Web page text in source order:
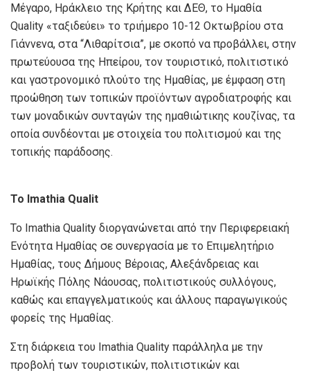
Μέγαρο, Ηράκλειο της Κρήτης και ΔΕΘ, το Ημαθία
Quality «ταξιδεύει» το τριήμερο 10-12 Οκτωβρίου στα
Γιάννενα, στα “Λιθαρίτσια”, με σκοπό να προβάλλει, στην
πρωτεύουσα της Ηπείρου, τον τουριστικό, πολιτιστικό
και γαστρονομικό πλούτο της Ημαθίας, με έμφαση στη
προώθηση των τοπικών προϊόντων αγροδιατροφής και
των μοναδικών συνταγών της ημαθιώτικης κουζίνας, τα
οποία συνδέονται με στοιχεία του πολιτισμού και της
τοπικής παράδοσης.
Το Imathia Qualit
Το Imathia Quality διοργανώνεται από την Περιφερειακή
Ενότητα Ημαθίας σε συνεργασία με το Επιμελητήριο
Ημαθίας, τους Δήμους Βέροιας, Αλεξάνδρειας και
Ηρωϊκής Πόλης Νάουσας, πολιτιστικούς συλλόγους,
καθώς και επαγγελματικούς και άλλους παραγωγικούς
φορείς της Ημαθίας.
Στη διάρκεια του Imathia Quality παράλληλα με την
προβολή των τουριστικών, πολιτιστικών και